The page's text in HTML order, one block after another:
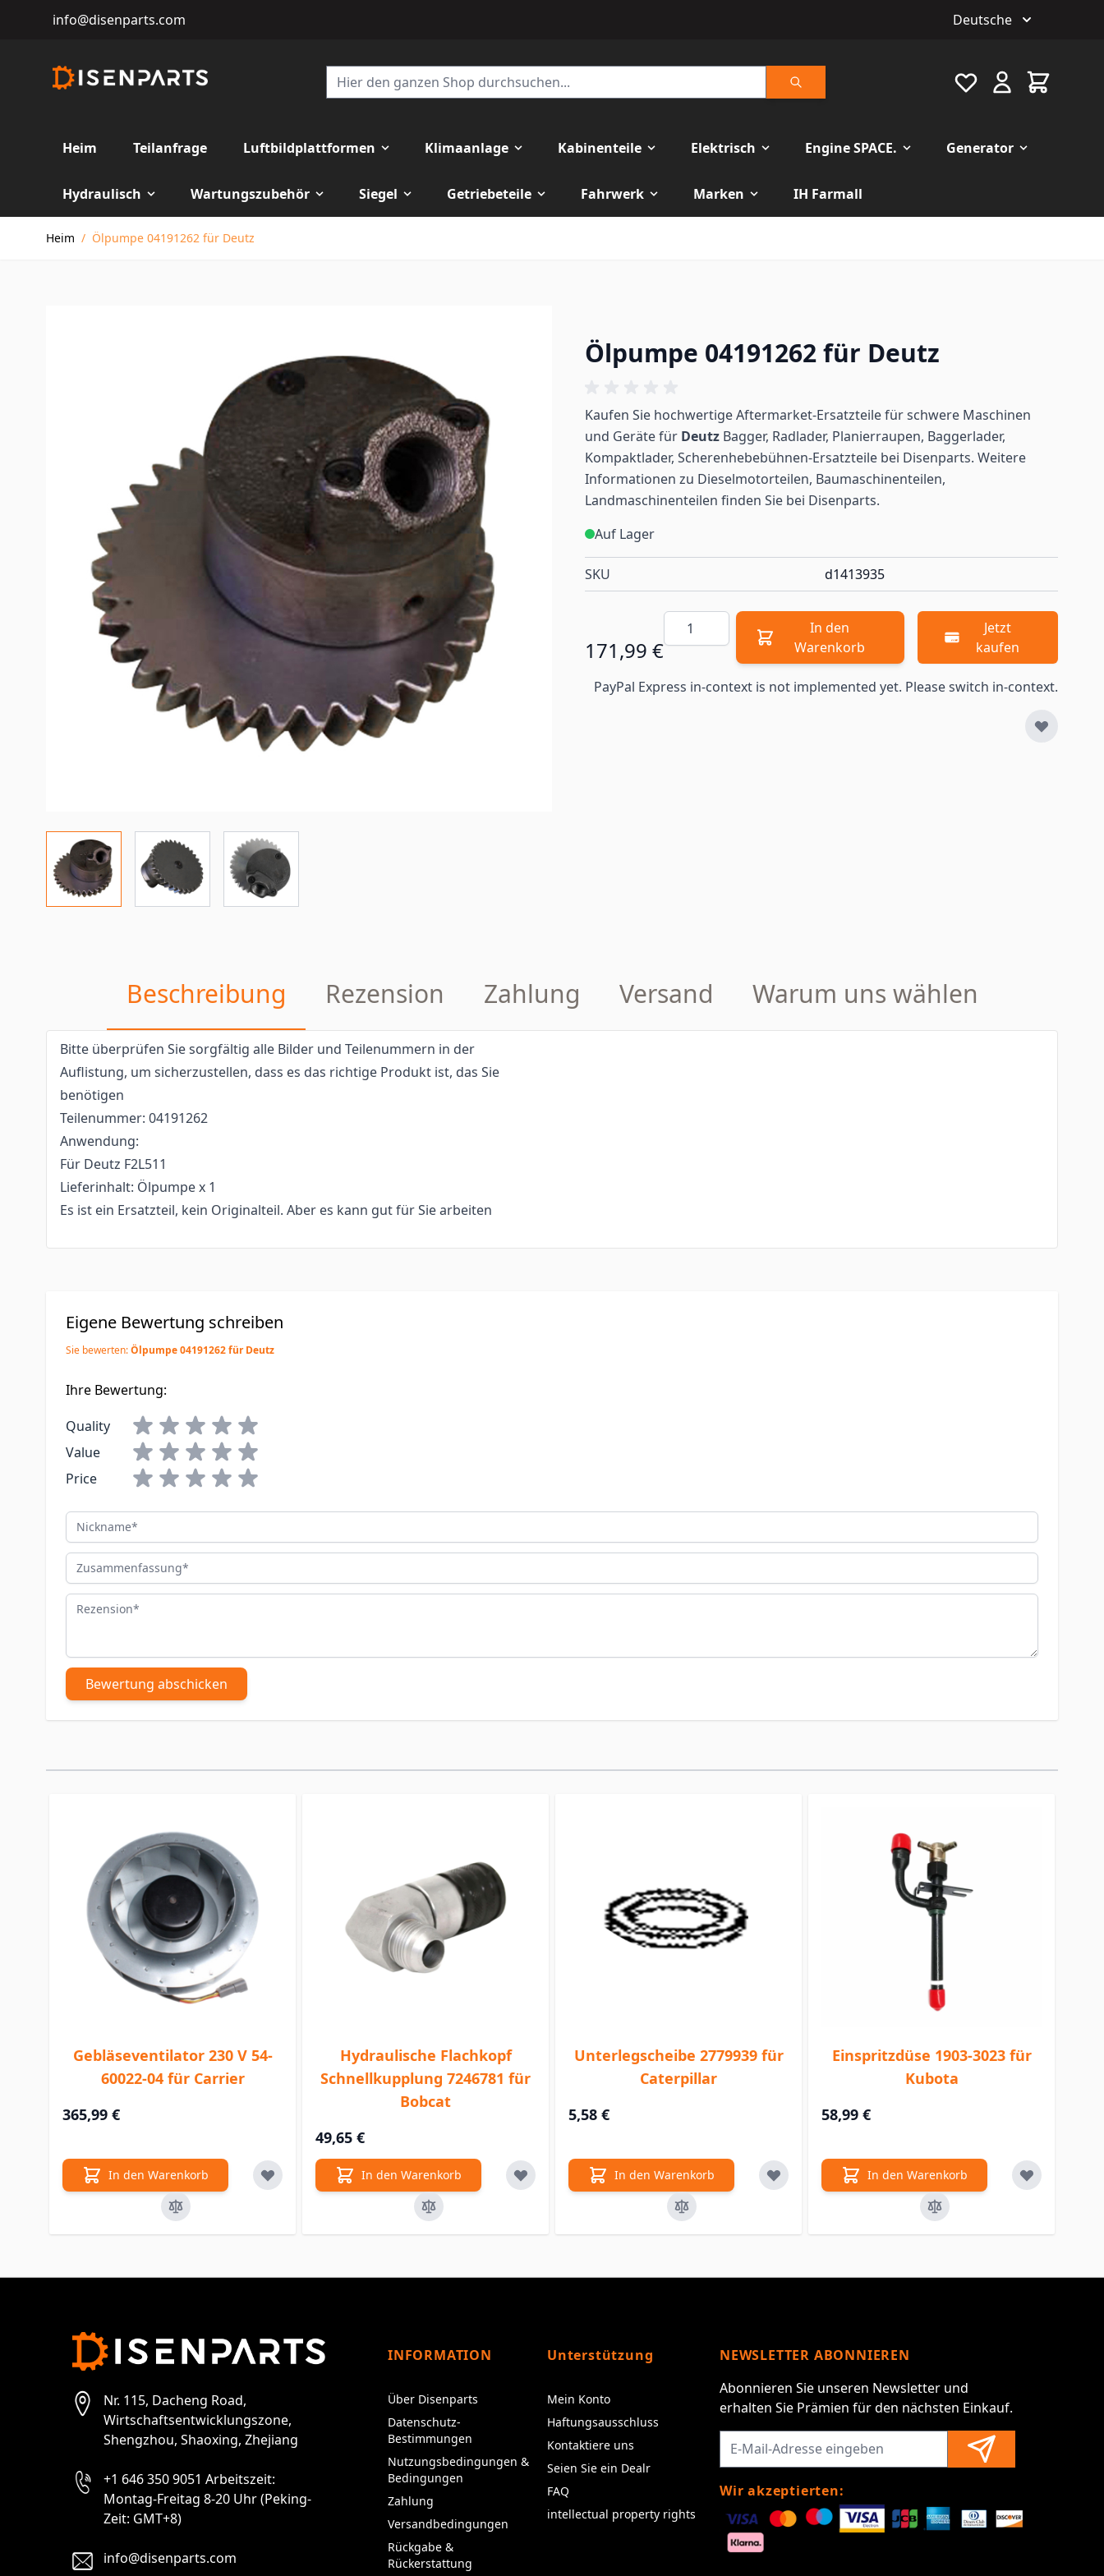
info@disenparts.com Deutsche
Suche
Favourite Warenkorb
Heim Teilanfrage Luftbildplattformen Klimaanlage Kabinenteile Elektrisch Engine SPACE. Generator
Hydraulisch Wartungszubehör Siegel Getriebeteile Fahrwerk Marken
IH Farmall
Heim / Ölpumpe 04191262 für Deutz
Ölpumpe 04191262 für Deutz
Kaufen Sie hochwertige Aftermarket-Ersatzteile für schwere Maschinen
und Geräte für Deutz Bagger, Radlader, Planierraupen, Baggerlader,
Kompaktlader, Scherenhebebühnen-Ersatzteile bei Disenparts. Weitere
Informationen zu Dieselmotorteilen, Baumaschinenteilen,
Landmaschinenteilen finden Sie bei Disenparts.
Auf Lager
SKU d1413935
171,99 €
Menge
In den
Warenkorb
Jetzt
kaufen
PayPal Express in-context is not implemented yet. Please switch in-context.
Beschreibung Rezension Zahlung Versand Warum uns wählen
Bitte überprüfen Sie sorgfältig alle Bilder und Teilenummern in der
Auflistung, um sicherzustellen, dass es das richtige Produkt ist, das Sie
benötigen
Teilenummer: 04191262
Anwendung:
Für Deutz F2L511
Lieferinhalt: Ölpumpe x 1
Es ist ein Ersatzteil, kein Originalteil. Aber es kann gut für Sie arbeiten
Eigene Bewertung schreiben
Sie bewerten:Ölpumpe 04191262 für Deutz
Ihre Bewertung:
Quality
Value
Price
Nickname
Zusammenfassung
Rezension
Bewertung abschicken
Gebläseventilator 230 V 54-
60022-04 für Carrier
365,99 €
In den Warenkorb
Hydraulische Flachkopf
Schnellkupplung 7246781 für
Bobcat
49,65 €
In den Warenkorb
Unterlegscheibe 2779939 für
Caterpillar
5,58 €
In den Warenkorb
Einspritzdüse 1903-3023 für
Kubota
58,99 €
In den Warenkorb
Nr. 115, Dacheng Road,
Wirtschaftsentwicklungszone,
Shengzhou, Shaoxing, Zhejiang
+1 646 350 9051 Arbeitszeit:
Montag-Freitag 8-20 Uhr (Peking-
Zeit: GMT+8)
info@disenparts.com
INFORMATION
Über Disenparts
Datenschutz-
Bestimmungen
Nutzungsbedingungen &
Bedingungen
Zahlung
Versandbedingungen
Rückgabe &
Rückerstattung
Unterstützung
Mein Konto
Haftungsausschluss
Kontaktiere uns
Seien Sie ein Dealr
FAQ
intellectual property rights
NEWSLETTER ABONNIEREN
Abonnieren Sie unseren Newsletter und
erhalten Sie Prämien für den nächsten Einkauf.
Wir akzeptierten: